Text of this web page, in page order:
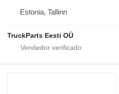
Estonia, Tallinn
TruckParts Eesti OÜ